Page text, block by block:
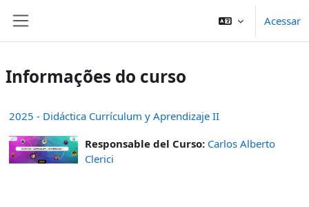
Acessar
Informações do curso
2025 - Didáctica Currículum y Aprendizaje II
Responsable del Curso: Carlos Alberto
Clerici